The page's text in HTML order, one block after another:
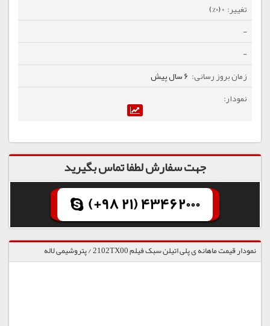
0 (0%)
-
-
6 سال پیش
جهت سفارش لطفا تماس بگیرید
(+98 21) 43462000
نمودار قیمت ماهانه ی پلی اتیلن سبک فیلم 2102TX00 / پتروشیمی لاله